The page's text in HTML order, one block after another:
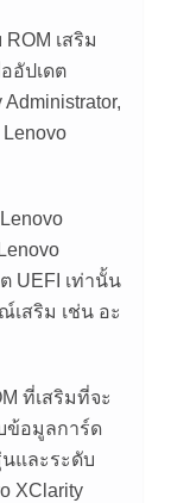
เสริม
ออัปเดต
Administrator,
Lenovo
Lenovo
Lenovo
UEFI เท่านั้น
เสริม เช่น อะ
ที่เสริมที่จะ
ข้อมูลการ์ด
นและระดับ
XClarity